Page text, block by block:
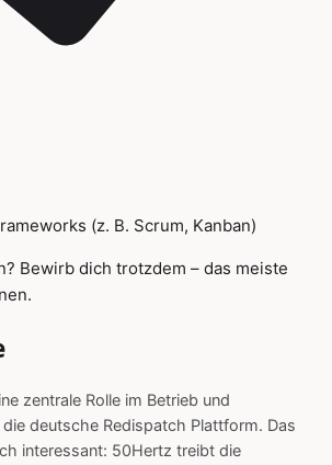
(z. B. Scrum, Kanban)
Bewirb dich trotzdem – das meiste
zentrale Rolle im Betrieb und
deutsche Redispatch Plattform. Das
interessant: 50Hertz treibt die